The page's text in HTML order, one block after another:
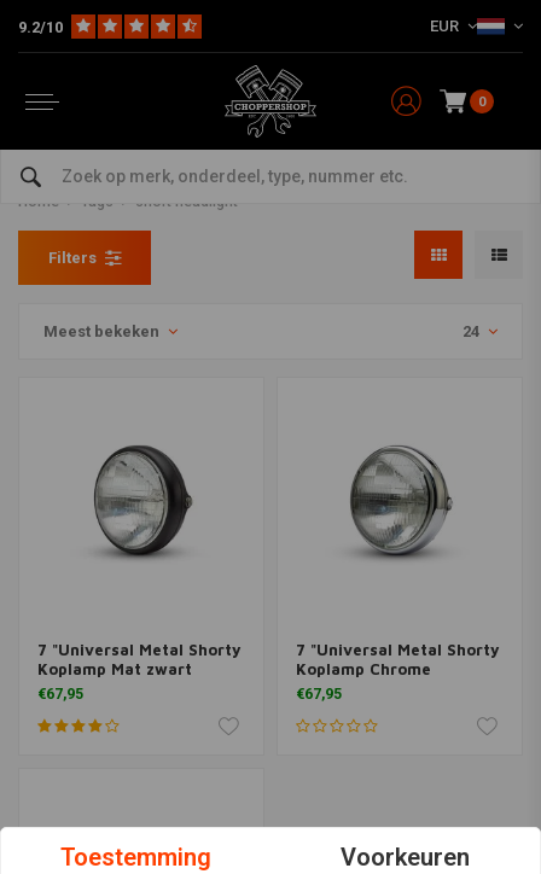
9.2/10 EUR
0
Producten getagd met short
headlight
Home Tags short headlight
Filters
Meest bekeken 24
7 "Universal Metal Shorty
Koplamp Mat zwart
€67,95
7 "Universal Metal Shorty
Koplamp Chrome
€67,95
Toestemming Voorkeuren